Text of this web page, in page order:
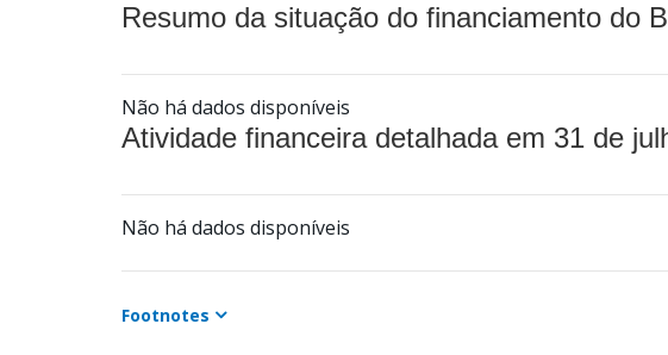
Resumo da situação do financiamento do
Não há dados disponíveis
Atividade financeira detalhada em 31 de
Não há dados disponíveis
Footnotes